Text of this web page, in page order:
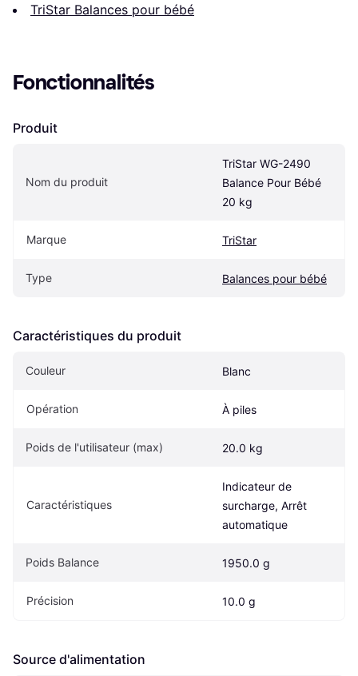
TriStar Balances pour bébé
Fonctionnalités
Produit
Nom du produit
TriStar WG-2490
Balance Pour Bébé
20 kg
Marque TriStar
Type Balances pour bébé
Caractéristiques du produit
Couleur Blanc
Opération À piles
Poids de l'utilisateur (max) 20.0 kg
Caractéristiques
Indicateur de
surcharge, Arrêt
automatique
Poids Balance 1950.0 g
Précision 10.0 g
Source d'alimentation